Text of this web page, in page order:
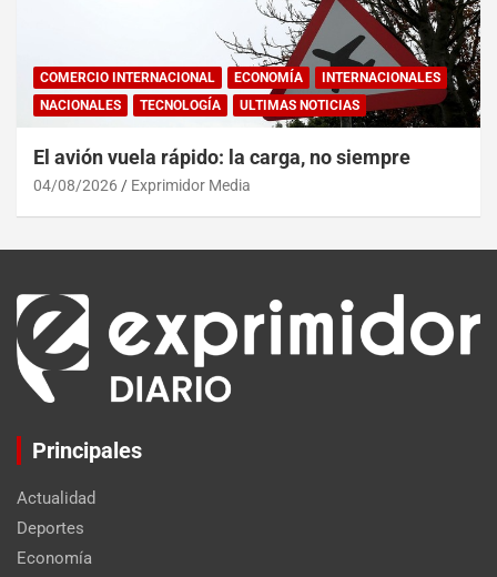
COMERCIO INTERNACIONAL ECONOMÍA
INTERNACIONALES
NACIONALES
TECNOLOGÍA ULTIMAS NOTICIAS
El avión vuela rápido: la carga, no siempre
04/08/2026 Exprimidor Media
Principales
Actualidad
Deportes
Economía